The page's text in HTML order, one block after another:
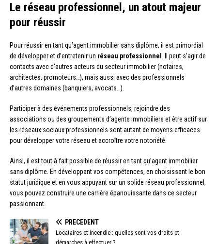
Le réseau professionnel, un atout majeur
pour réussir
Pour réussir en tant qu’agent immobilier sans diplôme, il est primordial
de développer et d’entretenir un réseau professionnel
. Il peut s’agir de
contacts avec d’autres acteurs du secteur immobilier (notaires,
architectes, promoteurs…), mais aussi avec des professionnels
d’autres domaines (banquiers, avocats…).
Participer à des événements professionnels, rejoindre des
associations ou des groupements d’agents immobiliers et être actif sur
les réseaux sociaux professionnels sont autant de moyens efficaces
pour développer votre réseau et accroître votre notoriété.
Ainsi, il est tout à fait possible de réussir en tant qu’agent immobilier
sans diplôme. En développant vos compétences, en choisissant le bon
statut juridique et en vous appuyant sur un solide réseau professionnel,
vous pouvez construire une carrière épanouissante dans ce secteur
passionnant.
PRÉCÉDENT
Locataires et incendie : quelles sont vos droits et
démarches à effectuer ?